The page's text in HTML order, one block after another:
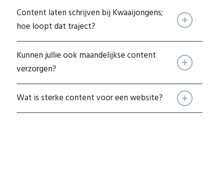
Content laten schrijven bij Kwaaijongens;
hoe loopt dat traject?
Kunnen jullie ook maandelijkse content
verzorgen?
Wat is sterke content voor een website?